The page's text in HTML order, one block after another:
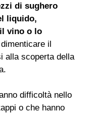
di sughero
liquido,
vino o lo
il
alla scoperta della
difficoltà nello
o che hanno